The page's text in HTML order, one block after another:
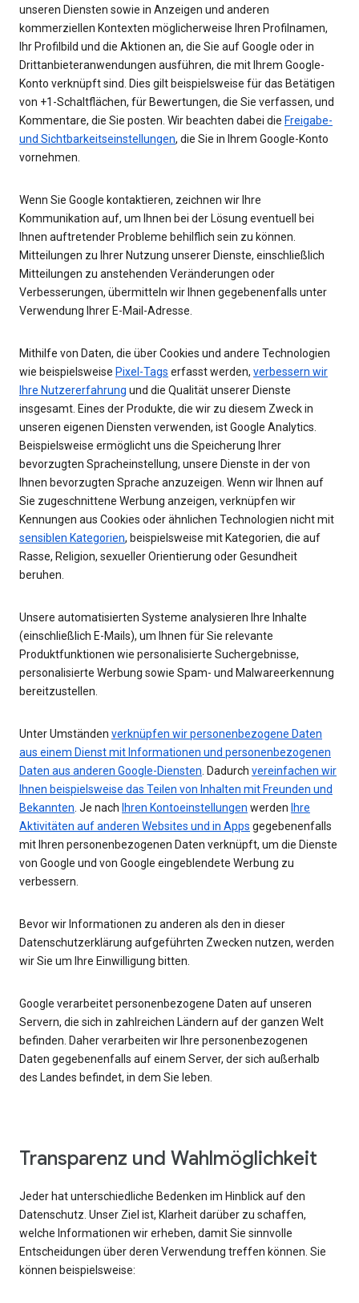
unseren Diensten sowie in Anzeigen und anderen
kommerziellen Kontexten möglicherweise Ihren Profilnamen,
Ihr Profilbild und die Aktionen an, die Sie auf Google oder in
Drittanbieteranwendungen ausführen, die mit Ihrem Google-
Konto verknüpft sind. Dies gilt beispielsweise für das Betätigen
von +1-Schaltflächen, für Bewertungen, die Sie verfassen, und
Kommentare, die Sie posten. Wir beachten dabei die Freigabe-
und Sichtbarkeitseinstellungen, die Sie in Ihrem Google-Konto
vornehmen.
Wenn Sie Google kontaktieren, zeichnen wir Ihre
Kommunikation auf, um Ihnen bei der Lösung eventuell bei
Ihnen auftretender Probleme behilflich sein zu können.
Mitteilungen zu Ihrer Nutzung unserer Dienste, einschließlich
Mitteilungen zu anstehenden Veränderungen oder
Verbesserungen, übermitteln wir Ihnen gegebenenfalls unter
Verwendung Ihrer E-Mail-Adresse.
Mithilfe von Daten, die über Cookies und andere Technologien
wie beispielsweise Pixel-Tags erfasst werden, verbessern wir
Ihre Nutzererfahrung und die Qualität unserer Dienste
insgesamt. Eines der Produkte, die wir zu diesem Zweck in
unseren eigenen Diensten verwenden, ist Google Analytics.
Beispielsweise ermöglicht uns die Speicherung Ihrer
bevorzugten Spracheinstellung, unsere Dienste in der von
Ihnen bevorzugten Sprache anzuzeigen. Wenn wir Ihnen auf
Sie zugeschnittene Werbung anzeigen, verknüpfen wir
Kennungen aus Cookies oder ähnlichen Technologien nicht mit
sensiblen Kategorien, beispielsweise mit Kategorien, die auf
Rasse, Religion, sexueller Orientierung oder Gesundheit
beruhen.
Unsere automatisierten Systeme analysieren Ihre Inhalte
(einschließlich E-Mails), um Ihnen für Sie relevante
Produktfunktionen wie personalisierte Suchergebnisse,
personalisierte Werbung sowie Spam- und Malwareerkennung
bereitzustellen.
Unter Umständen verknüpfen wir personenbezogene Daten
aus einem Dienst mit Informationen und personenbezogenen
Daten aus anderen Google-Diensten. Dadurch vereinfachen wir
Ihnen beispielsweise das Teilen von Inhalten mit Freunden und
Bekannten. Je nach Ihren Kontoeinstellungen werden Ihre
Aktivitäten auf anderen Websites und in Apps gegebenenfalls
mit Ihren personenbezogenen Daten verknüpft, um die Dienste
von Google und von Google eingeblendete Werbung zu
verbessern.
Bevor wir Informationen zu anderen als den in dieser
Datenschutzerklärung aufgeführten Zwecken nutzen, werden
wir Sie um Ihre Einwilligung bitten.
Google verarbeitet personenbezogene Daten auf unseren
Servern, die sich in zahlreichen Ländern auf der ganzen Welt
befinden. Daher verarbeiten wir Ihre personenbezogenen
Daten gegebenenfalls auf einem Server, der sich außerhalb
des Landes befindet, in dem Sie leben.
Transparenz und Wahlmöglichkeit
Jeder hat unterschiedliche Bedenken im Hinblick auf den
Datenschutz. Unser Ziel ist, Klarheit darüber zu schaffen,
welche Informationen wir erheben, damit Sie sinnvolle
Entscheidungen über deren Verwendung treffen können. Sie
können beispielsweise: